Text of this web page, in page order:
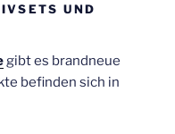
UND
gibt es brandneue
befinden sich in